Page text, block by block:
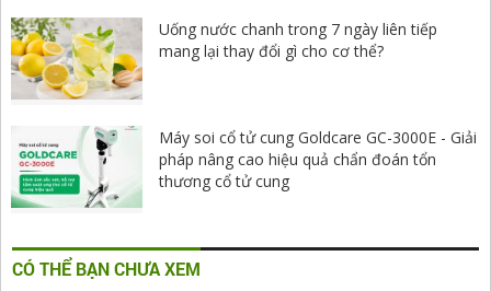
Uống nước chanh trong 7 ngày liên tiếp
mang lại thay đổi gì cho cơ thể?
Máy soi cổ tử cung Goldcare GC-3000E - Giải
pháp nâng cao hiệu quả chẩn đoán tổn
thương cổ tử cung
CÓ THỂ BẠN CHƯA XEM